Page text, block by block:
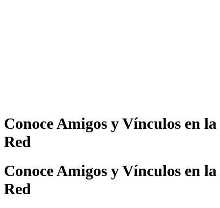
Conoce Amigos y Vínculos en la
Red
Conoce Amigos y Vínculos en la
Red